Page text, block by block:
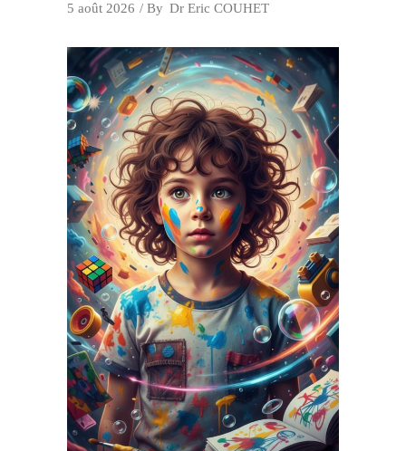
5 août 2026 By Dr Eric COUHET